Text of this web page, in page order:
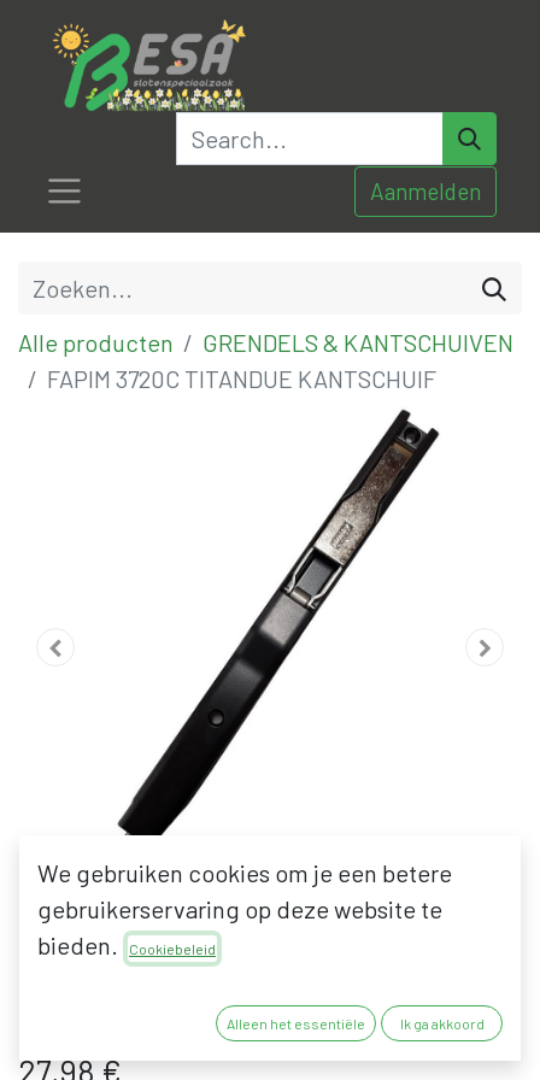
Aanmelden
Alle producten
GRENDELS & KANTSCHUIVEN
FAPIM 3720C TITANDUE KANTSCHUIF
FAPIM 3720C TITANDUE
KANTSCHUIF
27,98€
We gebruiken cookies om je een betere
gebruikerservaring op deze website te
bieden.
Cookiebeleid
Alleen het essentiële Ik ga akkoord